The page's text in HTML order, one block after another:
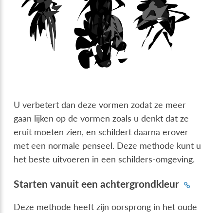
U verbetert dan deze vormen zodat ze meer
gaan lijken op de vormen zoals u denkt dat ze
eruit moeten zien, en schildert daarna erover
met een normale penseel. Deze methode kunt u
het beste uitvoeren in een schilders-omgeving.
Starten vanuit een achtergrondkleur
Deze methode heeft zijn oorsprong in het oude